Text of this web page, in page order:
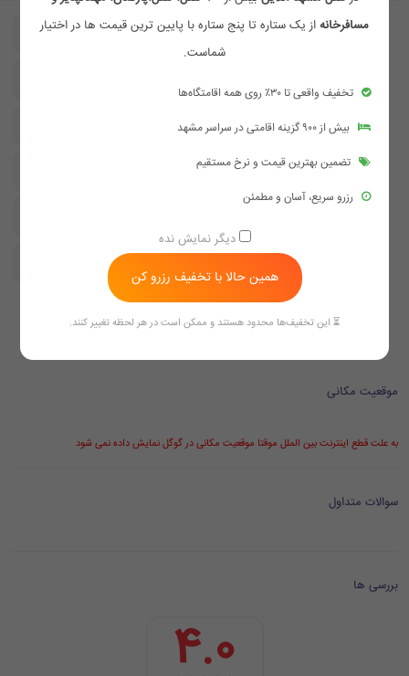
پنجره پرده
دمپایی
سیستم تهویه مطبوع دراتاق
لوازم بهداشتی مبلمان
یخچال
موقعیت مکانی
به علت قطع اینترنت بین الملل موقتا موقعیت مکانی در گوگل نمایش داده نمی شود
سوالات متداول
بررسی ها
4.0
مسافرخانه از یک ستاره تا پنج ستاره با پایین ترین قیمت ها در اختیار
شماست.
تخفیف واقعی تا ۳۰٪ روی همه اقامتگاه‌ها
بیش از ۹۰۰ گزینه اقامتی در سراسر مشهد
تضمین بهترین قیمت و نرخ مستقیم
رزرو سریع، آسان و مطمئن
دیگر نمایش نده
همین حالا با تخفیف رزرو کن
⏳ این تخفیف‌ها محدود هستند و ممکن است در هر لحظه تغییر کنند.